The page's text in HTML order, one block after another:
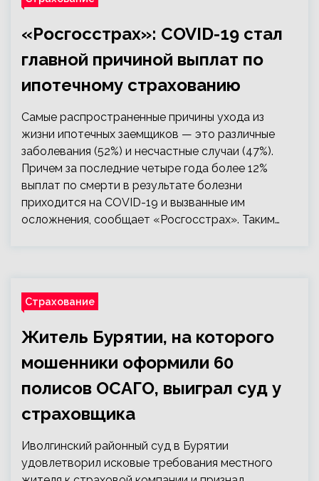
«Росгосстрах»: COVID-19 стал
главной причиной выплат по
ипотечному страхованию
Самые распространенные причины ухода из
жизни ипотечных заемщиков — это различные
заболевания (52%) и несчастные случаи (47%).
Причем за последние четыре года более 12%
выплат по смерти в результате болезни
приходится на COVID-19 и вызванные им
осложнения, сообщает «Росгосстрах». Таким…
Страхование
Житель Бурятии, на которого
мошенники оформили 60
полисов ОСАГО, выиграл суд у
страховщика
Иволгинский районный суд в Бурятии
удовлетворил исковые требования местного